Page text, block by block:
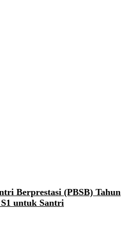
Berprestasi (PBSB) Tahun
untuk Santri